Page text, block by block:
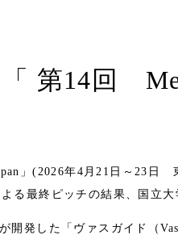
第14回
」(2026年4月21日～23
る最終ピッチの結果、国立
開発した「ヴァスガイド（